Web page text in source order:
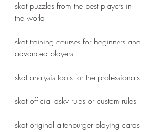
skat puzzles from the best players in
the world
skat training courses for beginners and
advanced players
skat analysis tools for the professionals
skat official dskv rules or custom rules
skat original altenburger playing cards